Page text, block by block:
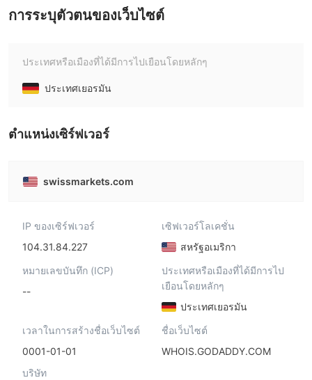
การระบุตัวตนของเว็บไซต์
ประเทศหรือเมืองที่ได้มีการไปเยือนโดยหลักๆ
ประเทศเยอรมัน
ตําแหน่งเซิร์ฟเวอร์
swissmarkets.com
IP ของเซิร์ฟเวอร์
104.31.84.227
เซิฟเวอร์โลเคชั่น
สหรัฐอเมริกา
หมายเลขบันทึก (ICP)
--
ประเทศหรือเมืองที่ได้มีการไป
เยือนโดยหลักๆ
ประเทศเยอรมัน
เวลาในการสร้างชื่อเว็บไซต์
0001-01-01
ชื่อเว็บไซต์
WHOIS.GODADDY.COM
บริษัท